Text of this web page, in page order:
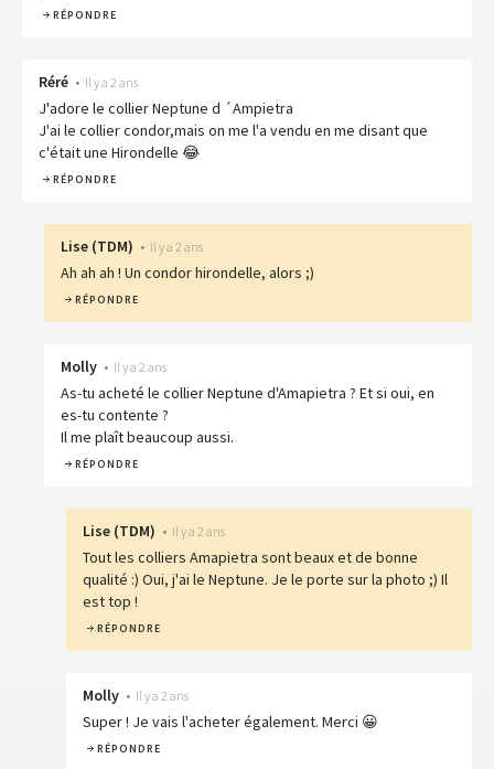
RÉPONDRE
Réré • Il y a 2 ans
J'adore le collier Neptune d ´Ampietra
J'ai le collier condor,mais on me l'a vendu en me disant que
c'était une Hirondelle 😂
RÉPONDRE
Lise (TDM) • Il y a 2 ans
Ah ah ah ! Un condor hirondelle, alors ;)
RÉPONDRE
Molly • Il y a 2 ans
As-tu acheté le collier Neptune d'Amapietra ? Et si oui, en
es-tu contente ?
Il me plaît beaucoup aussi.
RÉPONDRE
Lise (TDM) • Il y a 2 ans
Tout les colliers Amapietra sont beaux et de bonne
qualité :) Oui, j'ai le Neptune. Je le porte sur la photo ;) Il
est top !
RÉPONDRE
Molly • Il y a 2 ans
Super ! Je vais l'acheter également. Merci 😀
RÉPONDRE